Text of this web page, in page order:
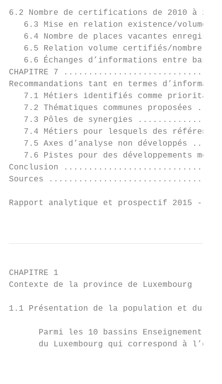
6.2 Nombre de certifications de
6.3 Mise en relation existence/volume
6.4 Nombre de places vacantes
6.5 Relation volume certifiés/nombre
6.6 Échanges d’informations entre
CHAPITRE 7
Recommandations tant en termes
7.1 Métiers identifiés comme
7.2 Thématiques communes proposées
7.3 Pôles de synergies
7.4 Métiers pour lesquels des
7.5 Axes d’analyse non développés
7.6 Pistes pour des développements
Conclusion
Sources
Rapport analytique et prospectif 2015 -
CHAPITRE 1
Contexte de la province de Luxembourg
1.1 Présentation de la population et du
Parmi les 10 bassins Enseignement
du Luxembourg qui correspond à